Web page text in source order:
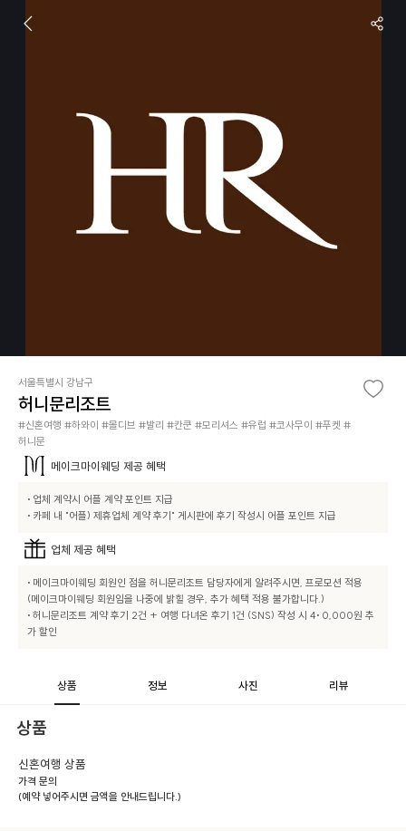
서울특별시 강남구
허니문리조트
#신혼여행 #하와이 #몰디브 #발리 #칸쿤 #모리셔스 #유럽 #코사무이 #푸켓 #
허니문
메이크마이웨딩 제공 혜택
• 업체 계약시 어플 계약 포인트 지급
• 카페 내 "어플) 제휴업체 계약 후기" 게시판에 후기 작성시 어플 포인트 지급
업체 제공 혜택
• 메이크마이웨딩 회원인 점을 허니문리조트 담당자에게 알려주시면, 프로모션 적용
(메이크마이웨딩 회원임을 나중에 밝힐 경우, 추가 혜택 적용 불가합니다.)
• 허니문리조트 계약 후기 2건 + 여행 다녀온 후기 1건 (SNS) 작성 시 4• 0,000원 추
가 할인
상품 정보 사진 리뷰
상품
신혼여행 상품
가격 문의
(예약 넣어주시면 금액을 안내드립니다.)